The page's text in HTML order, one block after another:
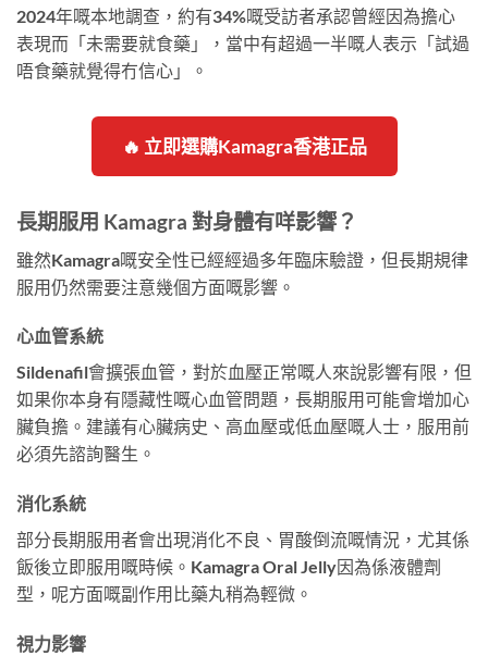
2024年嘅本地調查，約有34%嘅受訪者承認曾經因為擔心
表現而「未需要就食藥」，當中有超過一半嘅人表示「試過
唔食藥就覺得冇信心」。
🔥 立即選購Kamagra香港正品
長期服用 Kamagra 對身體有咩影響？
雖然Kamagra嘅安全性已經經過多年臨床驗證，但長期規律
服用仍然需要注意幾個方面嘅影響。
心血管系統
Sildenafil會擴張血管，對於血壓正常嘅人來說影響有限，但
如果你本身有隱藏性嘅心血管問題，長期服用可能會增加心
臟負擔。建議有心臟病史、高血壓或低血壓嘅人士，服用前
必須先諮詢醫生。
消化系統
部分長期服用者會出現消化不良、胃酸倒流嘅情況，尤其係
飯後立即服用嘅時候。Kamagra Oral Jelly因為係液體劑
型，呢方面嘅副作用比藥丸稍為輕微。
視力影響